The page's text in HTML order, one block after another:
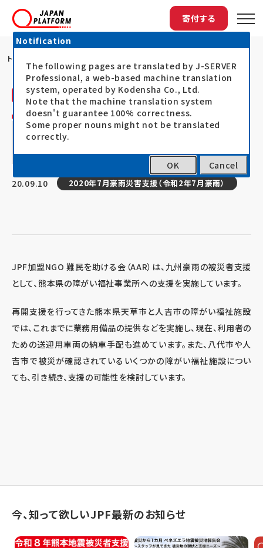
寄付する
トップ
活動レポート 難民を助ける会（AAR）
AARによる「令和2年7月豪雨／九州豪雨」
の災害支援～熊本県の障がい者施設への送
迎用車両の提供～
20.09.10 2020年7月豪雨災害支援（令和2年7月豪雨）
JPF加盟NGO 難民を助ける会（AAR）は、九州豪雨の被災者支援
として、熊本県の障がい福祉事業所への支援を実施しています。
再開支援を行ってきた熊本県天草市と人吉市の障がい福祉施設
では、これまでに業務用備品の提供などを実施し、現在、利用者の
ための送迎用車両の納車手配も進めています。また、八代市や人
吉市で被災が確認されているいくつかの障がい福祉施設につい
ても、引き続き、支援の可能性を検討しています。
今、知って欲しいJPF最新のお知らせ
Notification
The following pages are translated by J-SERVER
Professional, a web-based machine translation
system, operated by Kodensha Co., Ltd.
Note that the machine translation system
doesn't guarantee 100% correctness.
Some proper nouns might not be translated
correctly.
OK Cancel